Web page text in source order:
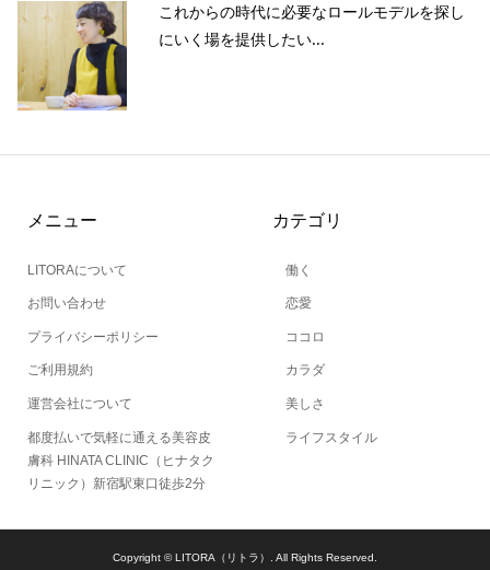
これからの時代に必要なロールモデルを探し
にいく場を提供したい...
メニュー
LITORAについて
お問い合わせ
プライバシーポリシー
ご利用規約
運営会社について
都度払いで気軽に通える美容皮
膚科 HINATA CLINIC（ヒナタク
リニック）新宿駅東口徒歩2分
カテゴリ
働く
恋愛
ココロ
カラダ
美しさ
ライフスタイル
Copyright ©LITORA（リトラ）. All Rights Reserved.